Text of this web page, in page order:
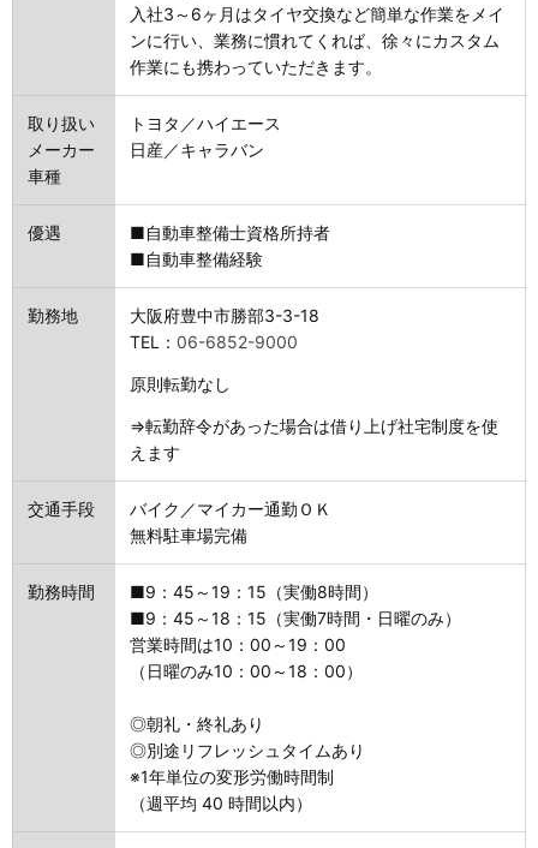
入社3～6ヶ月はタイヤ交換など簡単な作業をメイ
ンに行い、業務に慣れてくれば、徐々にカスタム
作業にも携わっていただきます。
取り扱い
メーカー
車種
トヨタ／ハイエース
日産／キャラバン
優遇
■自動車整備士資格所持者
■自動車整備経験
勤務地
大阪府豊中市勝部3-3-18
TEL： 06-6852-9000
原則転勤なし
⇒転勤辞令があった場合は借り上げ社宅制度を使
えます
交通手段
バイク／マイカー通勤ＯＫ
無料駐車場完備
勤務時間
■9：45～19：15（実働8時間）
■9：45～18：15（実働7時間・日曜のみ）
営業時間は10：00～19：00
（日曜のみ10：00～18：00）
◎朝礼・終礼あり
◎別途リフレッシュタイムあり
※1年単位の変形労働時間制
（週平均 40 時間以内）